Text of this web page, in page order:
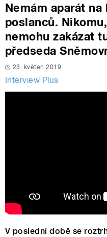
Nemám aparát
poslanců.
nemohu zakázat
předseda
23. květen 2019
Interview Plus
V poslední době se